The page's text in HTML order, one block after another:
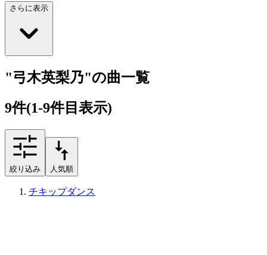
さらに表示
"弓木英梨乃"の曲一覧
9件(1-9件目表示)
絞り込み 人気順
チキップダンス